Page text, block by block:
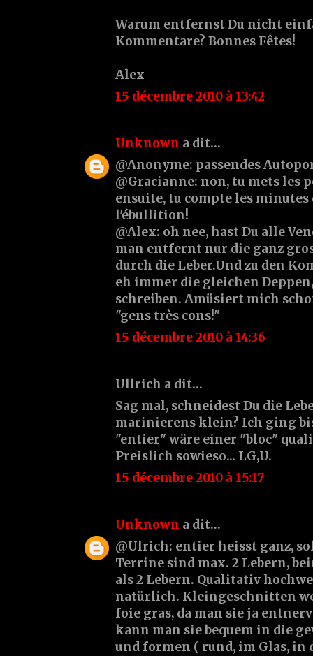
Warum entfernst Du nicht
Kommentare? Bonnes Fêtes!
Alex
15 décembre 2010 à 13:42
Unknown a dit…
@Anonyme: passendes
@Gracianne: non, tu mets les
ensuite, tu compte les minutes
l'ébullition!
@Alex: oh nee, hast Du alle
man entfernt nur die ganz
durch die Leber.Und zu den
eh immer die gleichen
schreiben. Amüsiert mich
"gens très cons!"
15 décembre 2010 à 14:36
Ullrich a dit…
Sag mal, schneidest Du die
marinierens klein? Ich ging
"entier" wäre einer "bloc"
Preislich sowieso... LG,U.
15 décembre 2010 à 15:17
Unknown a dit…
@Ulrich: entier heisst ganz,
Terrine sind max. 2 Lebern,
als 2 Lebern. Qualitativ
natürlich. Kleingeschnitten
foie gras, da man sie ja
kann man sie bequem in die
und formen ( rund, im Glas, in